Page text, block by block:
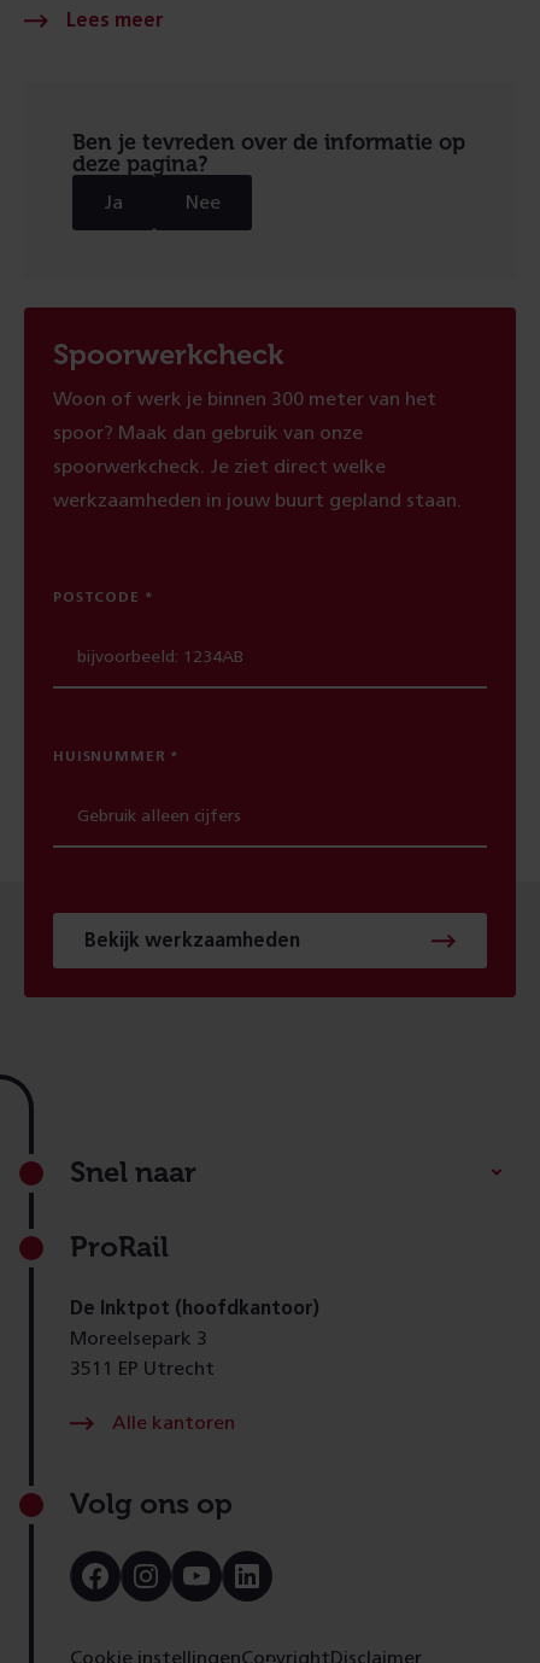
Ben je tevreden over de informatie op
deze pagina?
Ja Nee
Spoorwerkcheck
Woon of werk je binnen 300 meter van het
spoor? Maak dan gebruik van onze
spoorwerkcheck. Je ziet direct welke
werkzaamheden in jouw buurt gepland staan.
POSTCODE
HUISNUMMER
Bekijk werkzaamheden
Footer
Snel naar
ProRail
De Inktpot (hoofdkantoor)
Moreelsepark 3
3511 EP Utrecht
Alle kantoren
Volg ons op
Bezoek
onze
Bezoek
onze
Bezoek
onze
Bezoek
onze
Cookie instellingenCopyright Disclaimer